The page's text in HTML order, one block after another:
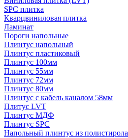
SPC плитка
Кварцвиниловая плитка
Ламинат
Пороги напольные
Плинтус напольный
Плинтус пластиковый
Плинтус 100мм
Плинтус 55мм
Плинтус 72мм
Плинтус 80мм
Плинтус с кабель каналом 58мм
Плитус LVT
Плинтус МДФ
Плинтус SPC
Напольный плинтус из полистирола